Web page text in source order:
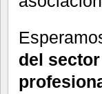
del sector